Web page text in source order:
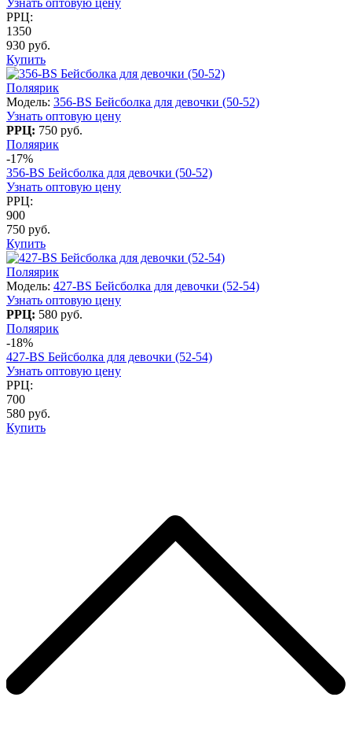
РРЦ:
1350
930 руб.
Купить
Поляярик
Модель: 356-BS Бейсболка для девочки (50-52)
Узнать оптовую цену
РРЦ: 750 руб.
Поляярик
-17%
356-BS Бейсболка для девочки (50-52)
Узнать оптовую цену
РРЦ:
900
750 руб.
Купить
Поляярик
Модель: 427-BS Бейсболка для девочки (52-54)
Узнать оптовую цену
РРЦ: 580 руб.
Поляярик
-18%
427-BS Бейсболка для девочки (52-54)
Узнать оптовую цену
РРЦ:
700
580 руб.
Купить